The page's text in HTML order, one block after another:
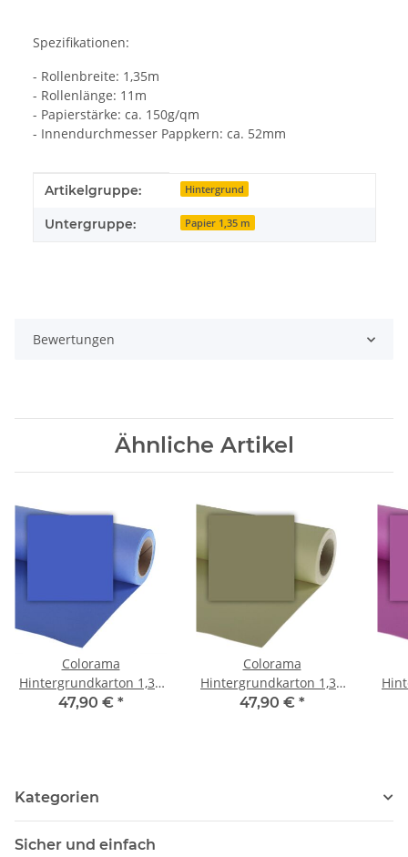
Spezifikationen:
- Rollenbreite: 1,35m
- Rollenlänge: 11m
- Papierstärke: ca. 150g/qm
- Innendurchmesser Pappkern: ca. 52mm
Produkteigenschaft
Wert
Artikelgruppe: Hintergrund
Untergruppe: Papier 1,35 m
Bewertungen
Ähnliche Artikel
Colorama
Hintergrundkarton 1,35
x 11m - Chromagreen
47,90 € *
Colorama
Hintergrundkarton 1,35
x 11m - Leaf
47,90 € *
Kategorien
Sicher und einfach